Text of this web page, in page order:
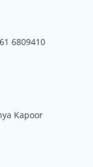
6809410
Kapoor